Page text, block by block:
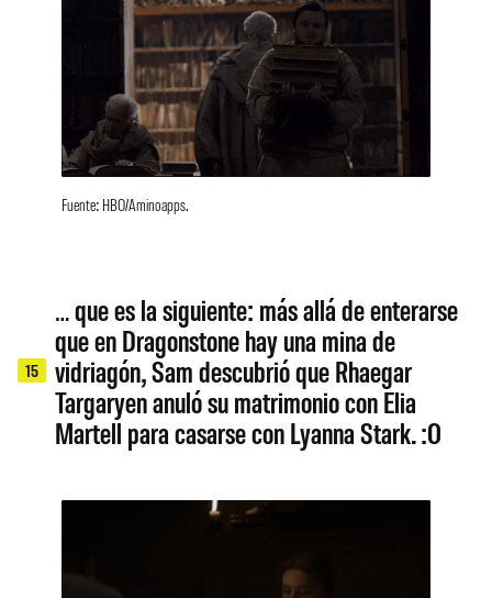
Fuente: HBO/Aminoapps.
15
… que es la siguiente: más allá de enterarse
que en Dragonstone hay una mina de
vidriagón, Sam descubrió que Rhaegar
Targaryen anuló su matrimonio con Elia
Martell para casarse con Lyanna Stark. :O